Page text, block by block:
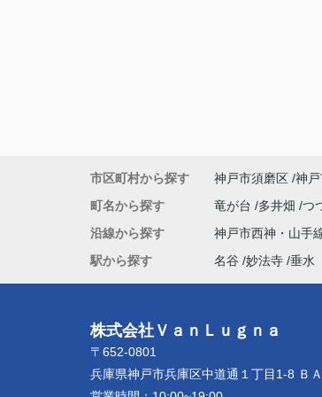
市区町村から探す 神戸市須磨区 神
町名から探す
竜が台 多井畑 つ
沿線から探す
神戸市西神・山手
駅から探す
名谷 妙法寺 垂水
株式会社ＶａｎＬｕｇｎａ
〒652-0801
兵庫県神戸市兵庫区中道通１丁目1-8